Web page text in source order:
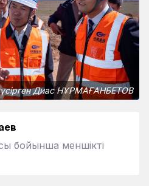
Диас НҰРМАҒАНБЕТОВ
бойынша меншікті